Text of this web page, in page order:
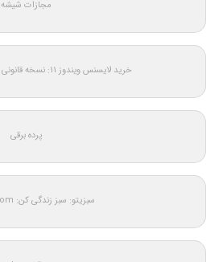
مجازات شیشه
خرید لایسنس ویندوز 11: نسخه قانونی Windows 11 اورجینال
پرده برقی
سبزیتو: سبز زندگی کن: Sabzito.com